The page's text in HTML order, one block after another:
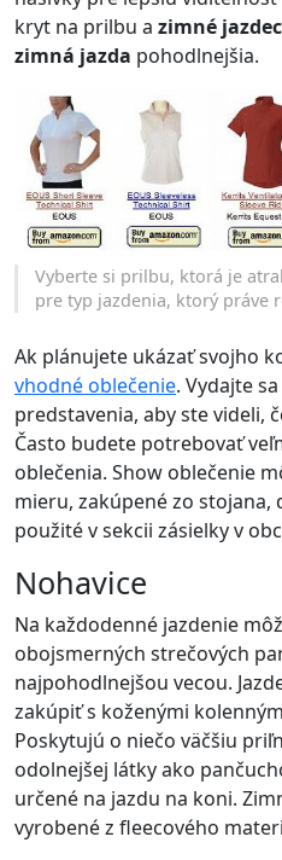
kryt na prilbu a zimné
zimná jazda pohodlnejšia.
Vyberte si prilbu, ktorá je
pre typ jazdenia, ktorý práve
Ak plánujete ukázať svojho
vhodné oblečenie. Vydajte
predstavenia, aby ste videli,
Často budete potrebovať
oblečenia. Show oblečenie
mieru, zakúpené zo stojana,
použité v sekcii zásielky v
Nohavice
Na každodenné jazdenie
obojsmerných strečových
najpohodlnejšou vecou.
zakúpiť s koženými
Poskytujú o niečo väčšiu
odolnejšej látky ako
určené na jazdu na koni.
vyrobené z fleecového